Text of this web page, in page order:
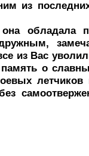
из
обладала
из Вас
о
летчиков